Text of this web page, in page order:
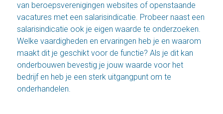
van beroepsverenigingen websites of openstaande
vacatures met een salarisindicatie. Probeer naast een
salarisindicatie ook je eigen waarde te onderzoeken.
Welke vaardigheden en ervaringen heb je en waarom
maakt dit je geschikt voor de functie? Als je dit kan
onderbouwen bevestig je jouw waarde voor het
bedrijf en heb je een sterk uitgangpunt om te
onderhandelen.